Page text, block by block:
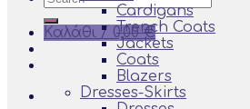
for:
Καλάθι / 0,00€
Cardigans
Trench Coats
Jackets
Coats
Blazers
Dresses-Skirts